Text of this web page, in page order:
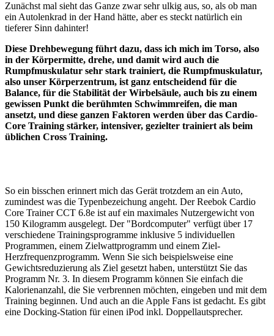
Zunächst mal sieht das Ganze zwar sehr ulkig aus, so, als ob man
ein Autolenkrad in der Hand hätte, aber es steckt natürlich ein
tieferer Sinn dahinter!
Diese Drehbewegung führt dazu, dass ich mich im Torso, also
in der Körpermitte, drehe, und damit wird auch die
Rumpfmuskulatur sehr stark trainiert, die Rumpfmuskulatur,
also unser Körperzentrum, ist ganz entscheidend für die
Balance, für die Stabilität der Wirbelsäule, auch bis zu einem
gewissen Punkt die berühmten Schwimmreifen, die man
ansetzt, und diese ganzen Faktoren werden über das Cardio-
Core Training stärker, intensiver, gezielter trainiert als beim
üblichen Cross Training.
So ein bisschen erinnert mich das Gerät trotzdem an ein Auto,
zumindest was die Typenbezeichung angeht. Der Reebok Cardio
Core Trainer CCT 6.8e ist auf ein maximales Nutzergewicht von
150 Kilogramm ausgelegt. Der "Bordcomputer" verfügt über 17
verschiedene Trainingsprogramme inklusive 5 individuellen
Programmen, einem Zielwattprogramm und einem Ziel-
Herzfrequenzprogramm. Wenn Sie sich beispielsweise eine
Gewichtsreduzierung als Ziel gesetzt haben, unterstützt Sie das
Programm Nr. 3. In diesem Programm können Sie einfach die
Kalorienanzahl, die Sie verbrennen möchten, eingeben und mit dem
Training beginnen. Und auch an die Apple Fans ist gedacht. Es gibt
eine Docking-Station für einen iPod inkl. Doppellautsprecher.